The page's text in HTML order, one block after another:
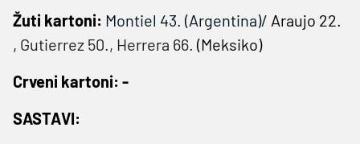
Žuti kartoni: Montiel 43. (Argentina)/ Araujo 22.
, Gutierrez 50., Herrera 66. (Meksiko)
Crveni kartoni: -
SASTAVI: